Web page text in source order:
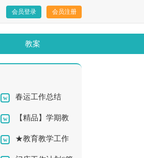
会员登录 会员注册
教案
春运工作总结
【精品】学期教
师工作总结4篇
★教育教学工作